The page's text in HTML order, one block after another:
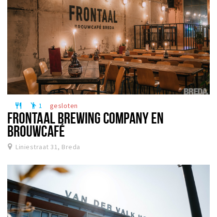
restaurant emoji_people 1 gesloten
FRONTAAL BREWING COMPANY EN
BROUWCAFÉ
Liniestraat 31, Breda